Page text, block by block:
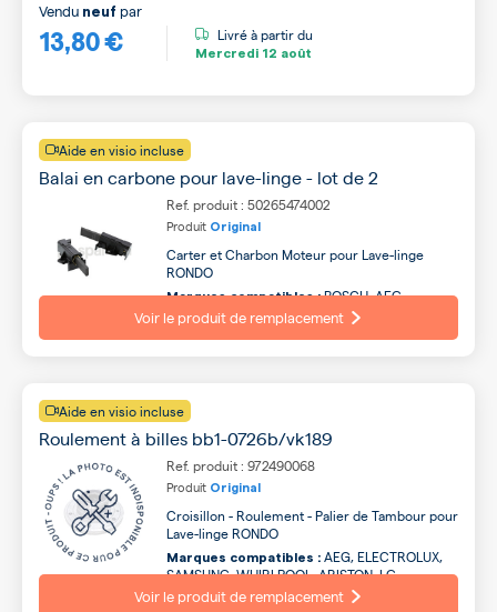
13,80 €
Vendu neuf par
Livré à partir du
Mercredi 12 août
Aide en visio incluse
Balai en carbone pour lave-linge - lot de 2
Ref. produit : 50265474002
Produit Original
Carter et Charbon Moteur pour Lave-linge
RONDO
Marques compatibles :BOSCH, AEG,
SIEMENS, ARTHUR MARTIN, INDESIT, ARISTON,
FAURE, ELECTROLUX, CANDY, SCHOLTES ...
Voir le produit de remplacement
Aide en visio incluse
Roulement à billes bb1-0726b/vk189
Ref. produit : 972490068
Produit Original
Croisillon - Roulement - Palier de Tambour pour
Lave-linge RONDO
Marques compatibles : AEG, ELECTROLUX,
SAMSUNG, WHIRLPOOL, ARISTON, LG,
GORENJE, INDESIT, ARTHUR MARTIN,
Voir le produit de remplacement